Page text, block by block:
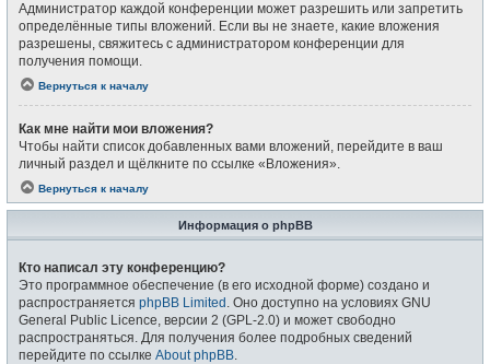
Администратор каждой конференции может разрешить или запретить
определённые типы вложений. Если вы не знаете, какие вложения
разрешены, свяжитесь с администратором конференции для
получения помощи.
Вернуться к началу
Как мне найти мои вложения?
Чтобы найти список добавленных вами вложений, перейдите в ваш
личный раздел и щёлкните по ссылке «Вложения».
Вернуться к началу
Информация о phpBB
Кто написал эту конференцию?
Это программное обеспечение (в его исходной форме) создано и
распространяется phpBB Limited . Оно доступно на условиях GNU
General Public Licence, версии 2 (GPL-2.0) и может свободно
распространяться. Для получения более подробных сведений
перейдите по ссылке About phpBB